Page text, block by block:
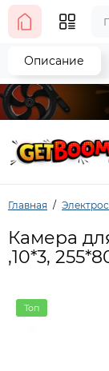
Главная
Камера
,10*3,
Топ
Описание